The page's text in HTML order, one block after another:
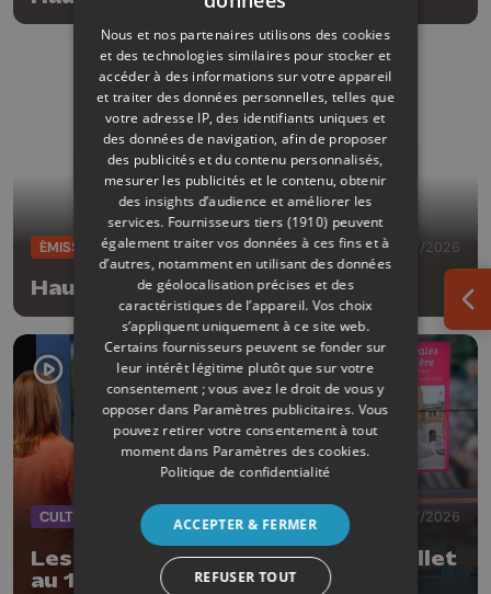
ÉMISSIONS 11/07/2026
Hauts détour
CULTURE 08/07/2026
Les Estivales en Volière : du 11 juillet
au 16 août
Nous et nos partenaires utilisons des cookies
et des technologies similaires pour stocker et
accéder à des informations sur votre appareil
et traiter des données personnelles, telles que
votre adresse IP, des identifiants uniques et
des données de navigation, afin de proposer
des publicités et du contenu personnalisés,
mesurer les publicités et le contenu, obtenir
des insights d’audience et améliorer les
services. Fournisseurs tiers (1910) peuvent
également traiter vos données à ces fins et à
d’autres, notamment en utilisant des données
de géolocalisation précises et des
caractéristiques de l’appareil. Vos choix
s’appliquent uniquement à ce site web.
Certains fournisseurs peuvent se fonder sur
leur intérêt légitime plutôt que sur votre
consentement ; vous avez le droit de vous y
opposer dans Paramètres publicitaires. Vous
pouvez retirer votre consentement à tout
moment dans Paramètres des cookies.
Politique de confidentialité
ACCEPTER & FERMER
REFUSER TOUT